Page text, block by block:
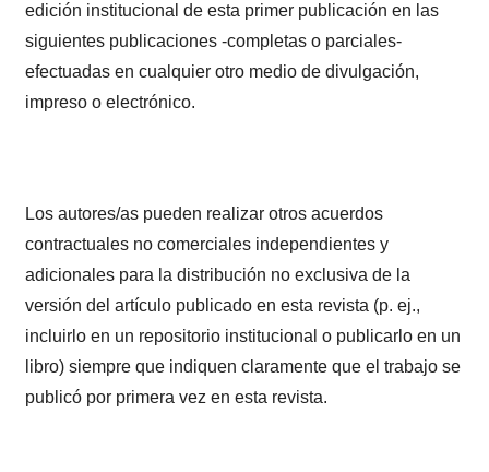
edición institucional de esta primer publicación en las
siguientes publicaciones -completas o parciales-
efectuadas en cualquier otro medio de divulgación,
impreso o electrónico.
Los autores/as pueden realizar otros acuerdos
contractuales no comerciales independientes y
adicionales para la distribución no exclusiva de la
versión del artículo publicado en esta revista (p. ej.,
incluirlo en un repositorio institucional o publicarlo en un
libro) siempre que indiquen claramente que el trabajo se
publicó por primera vez en esta revista.